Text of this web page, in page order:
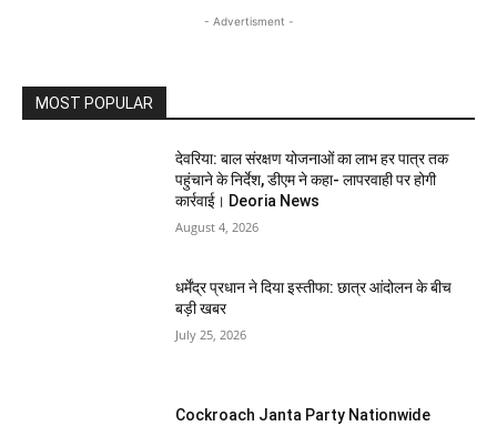
- Advertisment -
MOST POPULAR
देवरिया: बाल संरक्षण योजनाओं का लाभ हर पात्र तक
पहुंचाने के निर्देश, डीएम ने कहा- लापरवाही पर होगी
कार्रवाई। Deoria News
August 4, 2026
धर्मेंद्र प्रधान ने दिया इस्तीफा: छात्र आंदोलन के बीच
बड़ी खबर
July 25, 2026
Cockroach Janta Party Nationwide